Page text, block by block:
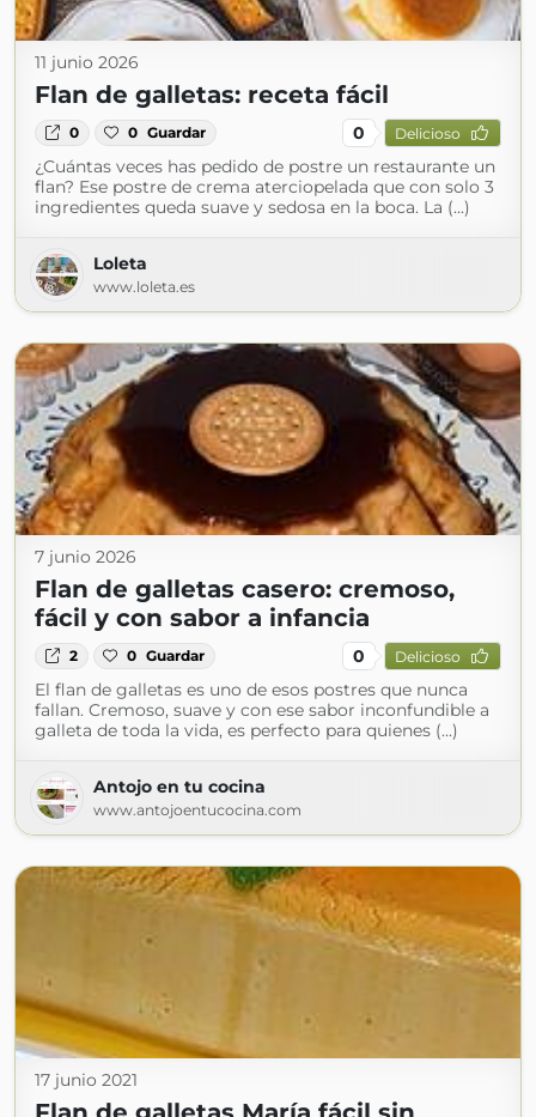
11 junio 2026
Flan de galletas: receta fácil
0 0 Guardar 0 Delicioso
¿Cuántas veces has pedido de postre un restaurante un
flan? Ese postre de crema aterciopelada que con solo 3
ingredientes queda suave y sedosa en la boca. La (...)
Loleta
www.loleta.es
7 junio 2026
Flan de galletas casero: cremoso,
fácil y con sabor a infancia
2 0 Guardar 0 Delicioso
El flan de galletas es uno de esos postres que nunca
fallan. Cremoso, suave y con ese sabor inconfundible a
galleta de toda la vida, es perfecto para quienes (...)
Antojo en tu cocina
www.antojoentucocina.com
17 junio 2021